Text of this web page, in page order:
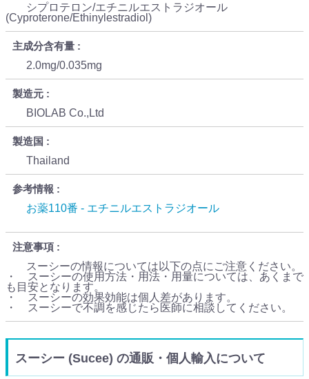
シプロテロン/エチニルエストラジオール
(Cyproterone/Ethinylestradiol)
主成分含有量
2.0mg/0.035mg
製造元
BIOLAB Co.,Ltd
製造国
Thailand
参考情報
お薬110番 - エチニルエストラジオール
注意事項
スーシーの情報については以下の点にご注意ください。
・ スーシーの使用方法・用法・用量については、あくまで
も目安となります。
・ スーシーの効果効能は個人差があります。
・ スーシーで不調を感じたら医師に相談してください。
スーシー (Sucee) の通販・個人輸入について